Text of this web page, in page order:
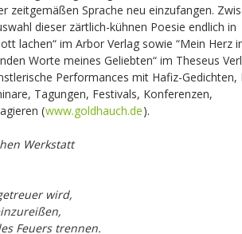
zeitgemäßen Sprache neu einzufangen.
dieser zärtlich-kühnen Poesie endlich in
lachen“ im Arbor Verlag sowie “Mein Herz
Worte meines Geliebten“ im Theseus
Performances mit Hafiz-Gedichten,
Tagungen, Festivals, Konferenzen,
(www.goldhauch.de).
Werkstatt
wird,
Feuers trennen.